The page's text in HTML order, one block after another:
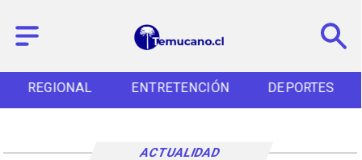
REGIONAL ENTRETENCIÓN DEPORTES
ACTUALIDAD